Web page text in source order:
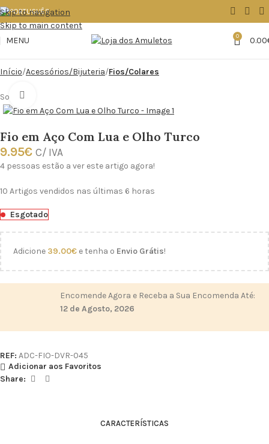
Skip to navigation
Skip to main content
MENU
0 0.00
Início Acessórios/Bijuteria Fios/Colares
Sold out
Fio em Aço Com Lua e Olho Turco
9.95€ C/ IVA
4 pessoas estão a ver este artigo agora!
10 Artigos vendidos nas últimas 6 horas
Esgotado
Adicione 39.00€ e tenha o Envio Grátis!
Encomende Agora e Receba a Sua Encomenda Até:
12 de Agosto, 2026
REF: ADC-FIO-DVR-045
Adicionar aos Favoritos
Share:
CARACTERÍSTICAS